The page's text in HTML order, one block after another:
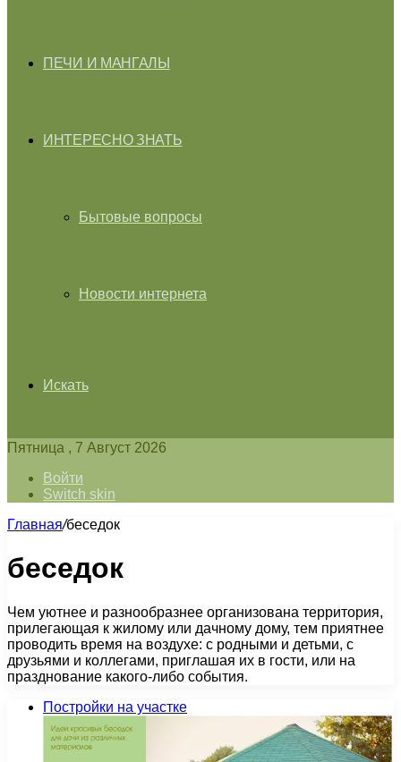
ПЕЧИ И МАНГАЛЫ
ИНТЕРЕСНО ЗНАТЬ
Бытовые вопросы
Новости интернета
Искать
Пятница , 7 Август 2026
Войти
Switch skin
Главная/беседок
беседок
Чем уютнее и разнообразнее организована территория,
прилегающая к жилому или дачному дому, тем приятнее
проводить время на воздухе: с родными и детьми, с
друзьями и коллегами, приглашая их в гости, или на
празднование какого-либо события.
Постройки на участке